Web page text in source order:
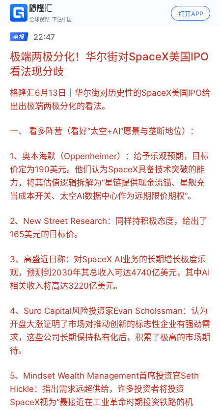
全球视野, 下注中国
打开APP
22:47
极端两极分化！华尔街对SpaceX美国IPO
看法现分歧
格隆汇6月13日｜华尔街对历史性的SpaceX美国IPO给
出出极端两极分化的看法。
一、 看多阵营（看好“太空+AI”愿景与垄断地位）：
1、奥本海默（Oppenheimer）：给予乐观预期，目标
价定为190美元。他们认为SpaceX具备技术突破的能
力，将其估值逻辑拆解为“星链提供现金流锚、星舰充
当成本开关、太空AI数据中心作为远期限价期权”。
2、New Street Research：同样持积极态度，给出了
165美元的目标价。
3、高盛近日称：对SpaceX AI业务的长期增长极度乐
观，预测到2030年其总收入可达4740亿美元，其中AI
相关收入将高达3220亿美元。
4、Suro Capital风险投资家Evan Scholssman：认为
开盘大涨证明了市场对推动创新的标志性企业有强劲需
求，这些公司长期保持私有化后，积累了极高的市场期
待。
5、Mindset Wealth Management首席投资官Seth
Hickle：指出需求远超供给，许多投资者将投资
SpaceX视为“最接近在工业革命时期投资铁路的机